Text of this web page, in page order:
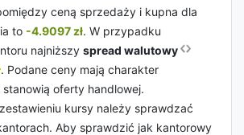
ceną sprzedaży i kupna dla
to -4.9097 zł. W przypadku
najniższy spread walutowy
. Podane ceny mają charakter
oferty handlowej.
kursy należy sprawdzać
Aby sprawdzić jak kantorowy